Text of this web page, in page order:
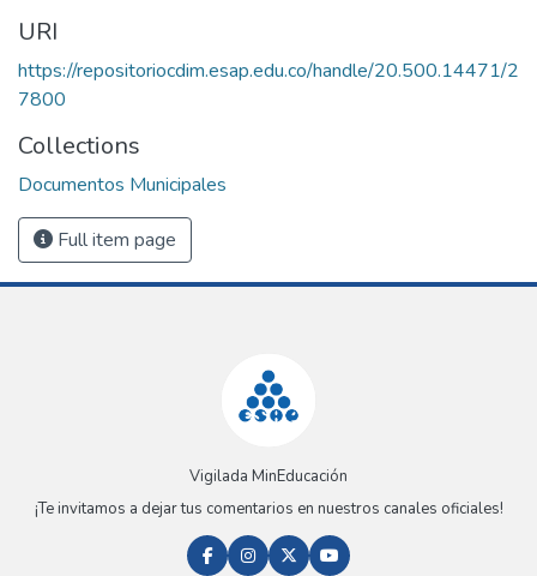
URI
https://repositoriocdim.esap.edu.co/handle/20.500.14471/2
7800
Collections
Documentos Municipales
Full item page
Vigilada MinEducación
¡Te invitamos a dejar tus comentarios en nuestros canales oficiales!